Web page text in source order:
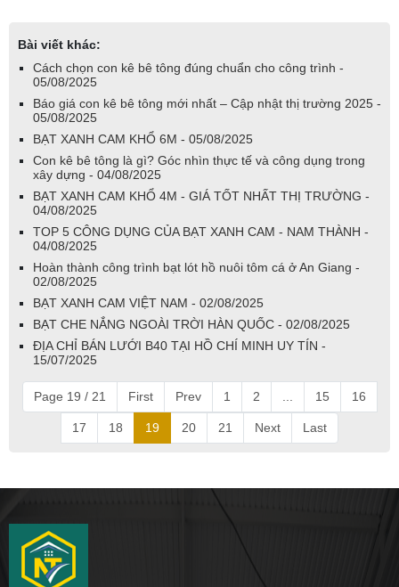
Bài viết khác:
Cách chọn con kê bê tông đúng chuẩn cho công trình -
05/08/2025
Báo giá con kê bê tông mới nhất – Cập nhật thị trường 2025 -
05/08/2025
BẠT XANH CAM KHỔ 6M - 05/08/2025
Con kê bê tông là gì? Góc nhìn thực tế và công dụng trong
xây dựng - 04/08/2025
BẠT XANH CAM KHỔ 4M - GIÁ TỐT NHẤT THỊ TRƯỜNG -
04/08/2025
TOP 5 CÔNG DỤNG CỦA BẠT XANH CAM - NAM THÀNH -
04/08/2025
Hoàn thành công trình bạt lót hồ nuôi tôm cá ở An Giang -
02/08/2025
BẠT XANH CAM VIỆT NAM - 02/08/2025
BẠT CHE NẮNG NGOÀI TRỜI HÀN QUỐC - 02/08/2025
ĐỊA CHỈ BÁN LƯỚI B40 TẠI HỒ CHÍ MINH UY TÍN -
15/07/2025
Page 19 / 21 First Prev 1 2 ... 15 16
17 18 19 20 21 Next Last